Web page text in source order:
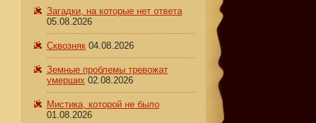
Загадки, на которые нет ответа
05.08.2026
Сквозняк 04.08.2026
Земные проблемы тревожат
умерших 02.08.2026
Мистика, которой не было
01.08.2026